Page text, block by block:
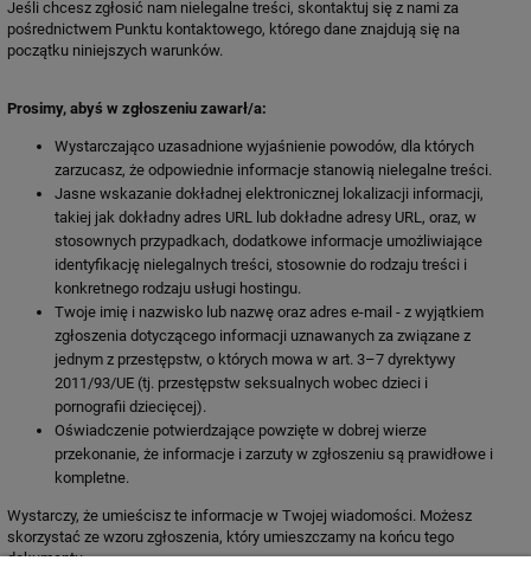
Jeśli chcesz zgłosić nam nielegalne treści, skontaktuj się z nami za
pośrednictwem Punktu kontaktowego, którego dane znajdują się na
początku niniejszych warunków.
Prosimy, abyś w zgłoszeniu zawarł/a:
Wystarczająco uzasadnione wyjaśnienie powodów, dla których
zarzucasz, że odpowiednie informacje stanowią nielegalne treści.
Jasne wskazanie dokładnej elektronicznej lokalizacji informacji,
takiej jak dokładny adres URL lub dokładne adresy URL, oraz, w
stosownych przypadkach, dodatkowe informacje umożliwiające
identyfikację nielegalnych treści, stosownie do rodzaju treści i
konkretnego rodzaju usługi hostingu.
Twoje imię i nazwisko lub nazwę oraz adres e-mail - z wyjątkiem
zgłoszenia dotyczącego informacji uznawanych za związane z
jednym z przestępstw, o których mowa w art. 3–7 dyrektywy
2011/93/UE (tj. przestępstw seksualnych wobec dzieci i
pornografii dziecięcej).
Oświadczenie potwierdzające powzięte w dobrej wierze
przekonanie, że informacje i zarzuty w zgłoszeniu są prawidłowe i
kompletne.
Wystarczy, że umieścisz te informacje w Twojej wiadomości. Możesz
skorzystać ze wzoru zgłoszenia, który umieszczamy na końcu tego
dokumentu.